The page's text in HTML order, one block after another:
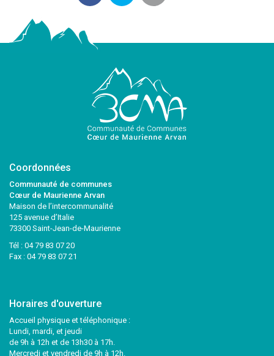
Coordonnées
Communauté de communes
Cœur de Maurienne Arvan
Maison de l’intercommunalité
125 avenue d’Italie
73300 Saint-Jean-de-Maurienne
Tél : 04 79 83 07 20
Fax : 04 79 83 07 21
Horaires d'ouverture
Accueil physique et téléphonique :
Lundi, mardi, et jeudi
de 9h à 12h et de 13h30 à 17h.
Mercredi et vendredi de 9h à 12h.